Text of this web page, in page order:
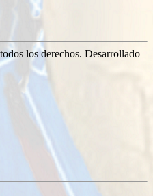
los derechos. Desarrollado